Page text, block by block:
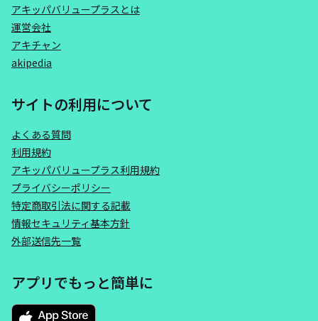
アキッパバリュープラスとは
運営会社
アキチャン
akipedia
サイトの利用について
よくある質問
利用規約
アキッパバリュープラス利用規約
プライバシーポリシー
特定商取引法に関する記載
情報セキュリティ基本方針
外部送信先一覧
アプリでもっと簡単に